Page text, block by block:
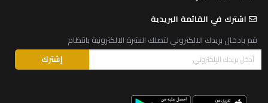
قم بادخال بريدك الالكتروني لتصلك النشرة الالكترونية بانتظام